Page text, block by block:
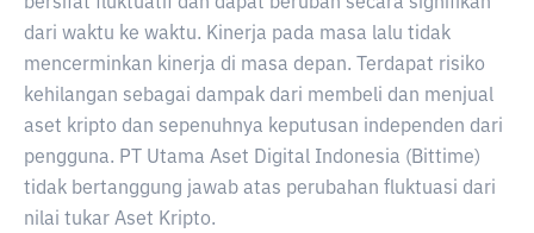
dari waktu ke waktu. Kinerja pada masa lalu tidak
mencerminkan kinerja di masa depan. Terdapat risiko
kehilangan sebagai dampak dari membeli dan menjual
aset kripto dan sepenuhnya keputusan independen dari
pengguna. PT Utama Aset Digital Indonesia (Bittime)
tidak bertanggung jawab atas perubahan fluktuasi dari
nilai tukar Aset Kripto.